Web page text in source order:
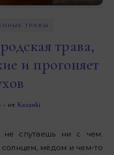
ТРАВЫ
трава,
и прогоняет
- от Kazanki
солнцем, мёдом и чем-то